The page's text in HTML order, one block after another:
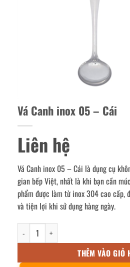
Vá Canh inox 05 – Cái
Liên hệ
Vá Canh inox 05 – Cái là dụng cụ
gian bếp Việt, nhất là khi bạn cần
phẩm được làm từ inox 304 cao cấp,
và tiện lợi khi sử dụng hàng ngày.
Vá Canh inox 05 – Cái số lượng
THÊM VÀO GIỎ